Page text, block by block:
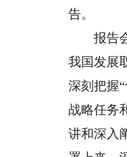
告。
报告会
我国发展
深刻把握
战略任务
讲和深入